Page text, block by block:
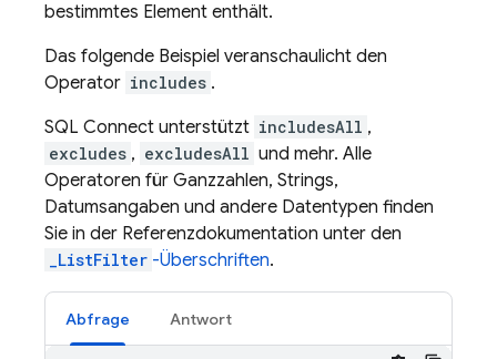
bestimmtes Element enthält.
Das folgende Beispiel veranschaulicht den
Operator includes .
SQL Connect unterstützt includesAll ,
excludes , excludesAll und mehr. Alle
Operatoren für Ganzzahlen, Strings,
Datumsangaben und andere Datentypen finden
Sie in der Referenzdokumentation unter den
_ListFilter -Überschriften.
Abfrage Antwort